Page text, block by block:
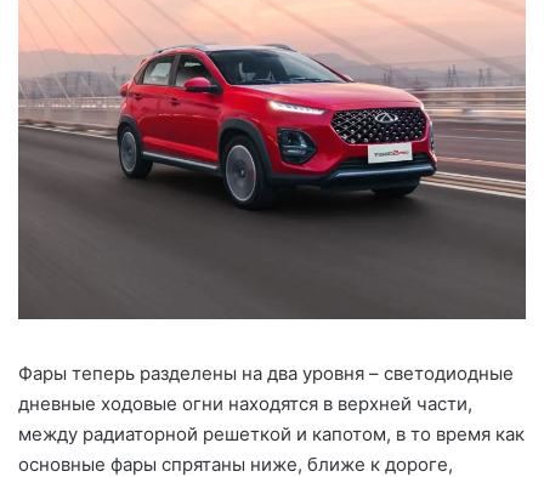
Фары теперь разделены на два уровня – светодиодные
дневные ходовые огни находятся в верхней части,
между радиаторной решеткой и капотом, в то время как
основные фары спрятаны ниже, ближе к дороге,